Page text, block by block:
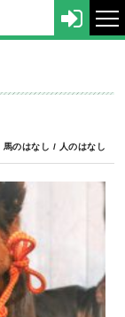
馬のはなし / 人のはなし